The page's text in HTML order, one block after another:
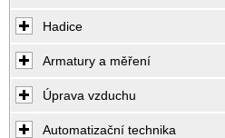
Hadice
Armatury a měření
Úprava vzduchu
Automatizační technika